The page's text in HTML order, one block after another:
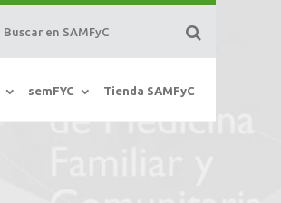
semFYC Tienda SAMFyC